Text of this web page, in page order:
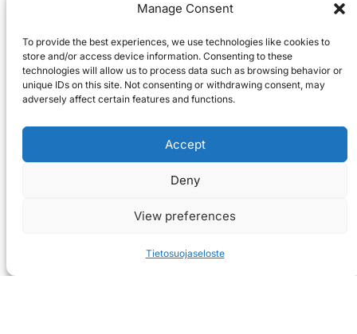
Manage Consent
To provide the best experiences, we use technologies like cookies to
store and/or access device information. Consenting to these
technologies will allow us to process data such as browsing behavior or
unique IDs on this site. Not consenting or withdrawing consent, may
adversely affect certain features and functions.
Accept
Deny
View preferences
Tietosuojaseloste